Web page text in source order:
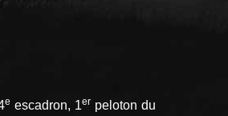
e escadron, 1er peloton du